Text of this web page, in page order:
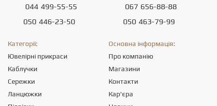
044 499-55-55
050 446-23-50
067 656-88-88
050 463-79-99
Категорії:
Ювелірні прикраси
Каблучки
Сережки
Ланцюжки
Основна інформація:
Про компанію
Магазини
Контакти
Кар'єра